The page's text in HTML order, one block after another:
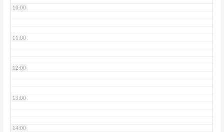
10:00
11:00
12:00
13:00
14:00